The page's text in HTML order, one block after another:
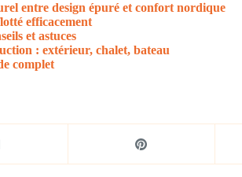
entre design épuré et confort nordique
efficacement
et astuces
: extérieur, chalet, bateau
complet